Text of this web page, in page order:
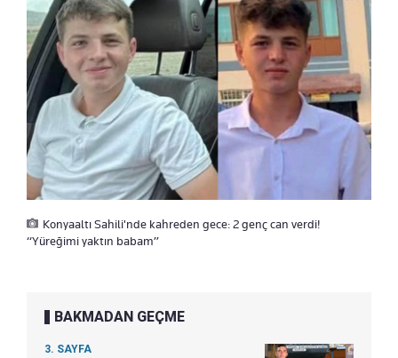
Konyaaltı Sahili'nde kahreden gece: 2 genç can verdi!
“Yüreğimi yaktın babam”
BAKMADAN GEÇME
3. SAYFA